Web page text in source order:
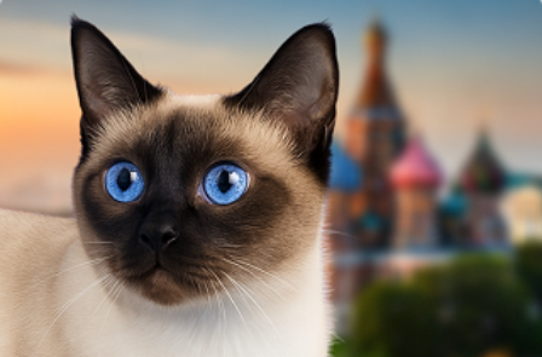
Порода была официально
признана в 2009 году.
Скиф-той-боб — это кошка
миниатюрного размера, вес
которой обычно не превышает
2–2,5 кг. Их тело компактное,
но мускулистое, с короткими
лапами и коротким хвостом.
Шерсть может быть короткой
или полудлинной,
с разнообразными окрасами:
ВНЕШНИЙ ВИД